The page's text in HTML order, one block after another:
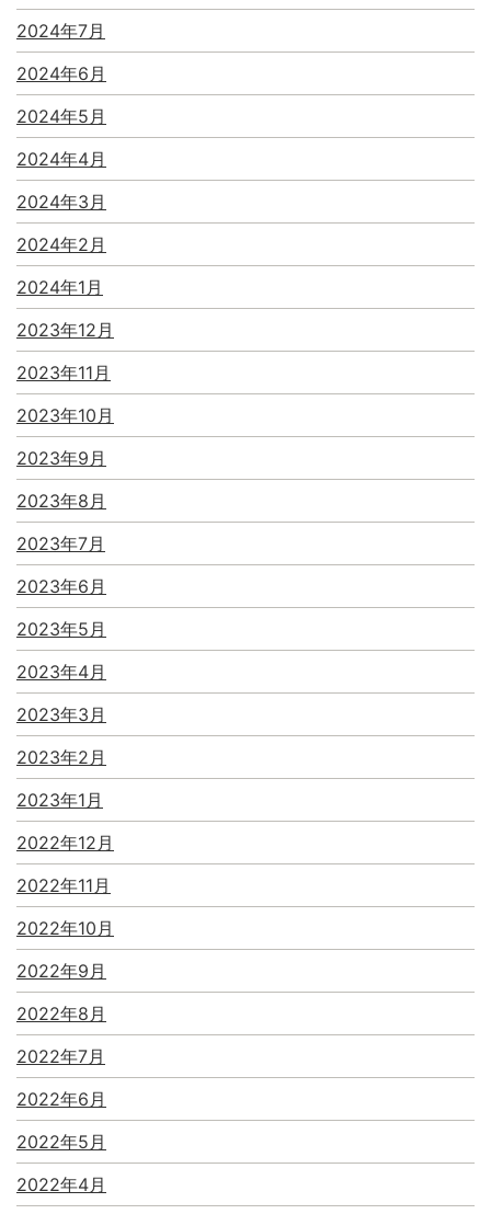
2024年7月
2024年6月
2024年5月
2024年4月
2024年3月
2024年2月
2024年1月
2023年12月
2023年11月
2023年10月
2023年9月
2023年8月
2023年7月
2023年6月
2023年5月
2023年4月
2023年3月
2023年2月
2023年1月
2022年12月
2022年11月
2022年10月
2022年9月
2022年8月
2022年7月
2022年6月
2022年5月
2022年4月